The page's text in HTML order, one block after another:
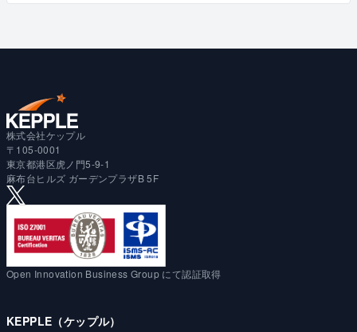
株式会社ケップル
〒105-0001
東京都港区虎ノ門5-9-1
麻布台ヒルズ ガーデンプラザB 5F
Open Innovation Business Group にて認証取得
KEPPLE（ケップル）